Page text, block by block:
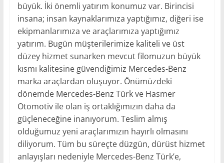
büyük. İki önemli yatırım konumuz var. Birincisi
insana; insan kaynaklarımıza yaptığımız, diğeri ise
ekipmanlarımıza ve araçlarımıza yaptığımız
yatırım. Bugün müşterilerimize kaliteli ve üst
düzey hizmet sunarken mevcut filomuzun büyük
kısmı kalitesine güvendiğimiz Mercedes-Benz
marka araçlardan oluşuyor. Önümüzdeki
dönemde Mercedes-Benz Türk ve Hasmer
Otomotiv ile olan iş ortaklığımızın daha da
güçleneceğine inanıyorum. Teslim almış
olduğumuz yeni araçlarımızın hayırlı olmasını
diliyorum. Tüm bu süreçte düzgün, dürüst hizmet
anlayışları nedeniyle Mercedes-Benz Türk’e,